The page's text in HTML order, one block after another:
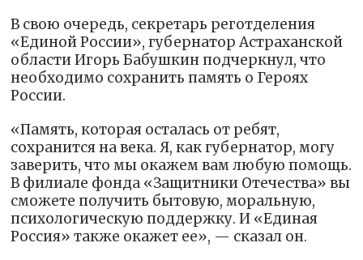
В свою очередь, секретарь реготделения
«Единой России», губернатор Астраханской
области Игорь Бабушкин подчеркнул, что
необходимо сохранить память о Героях
России.
«Память, которая осталась от ребят,
сохранится на века. Я, как губернатор, могу
заверить, что мы окажем вам любую помощь.
В филиале фонда «Защитники Отечества» вы
сможете получить бытовую, моральную,
психологическую поддержку. И «Единая
Россия» также окажет ее», — сказал он.